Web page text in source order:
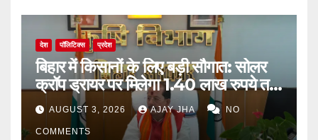
देश पॉलिटिक्स प्रदेश
बिहार में किसानों के लिए बड़ी सौगात: सोलर
क्रॉप ड्रायर पर मिलेगा 1.40 लाख रुपये तक
का अनुदान
AUGUST 3, 2026 AJAY JHA NO
COMMENTS